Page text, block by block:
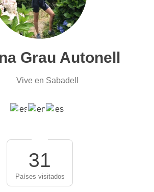
Grau Autonell
Vive en Sabadell
31
Países visitados